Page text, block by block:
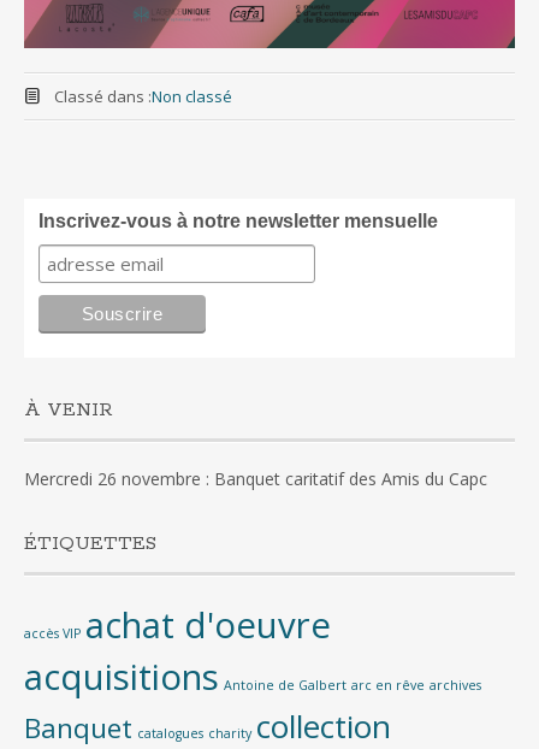
Classé dans :Non classé
Inscrivez-vous à notre newsletter mensuelle
À VENIR
Mercredi 26 novembre : Banquet caritatif des Amis du Capc
ÉTIQUETTES
accès VIP achat d'oeuvre
acquisitions Antoine de Galbert arc en rêve archives
Banquet catalogues charity collection